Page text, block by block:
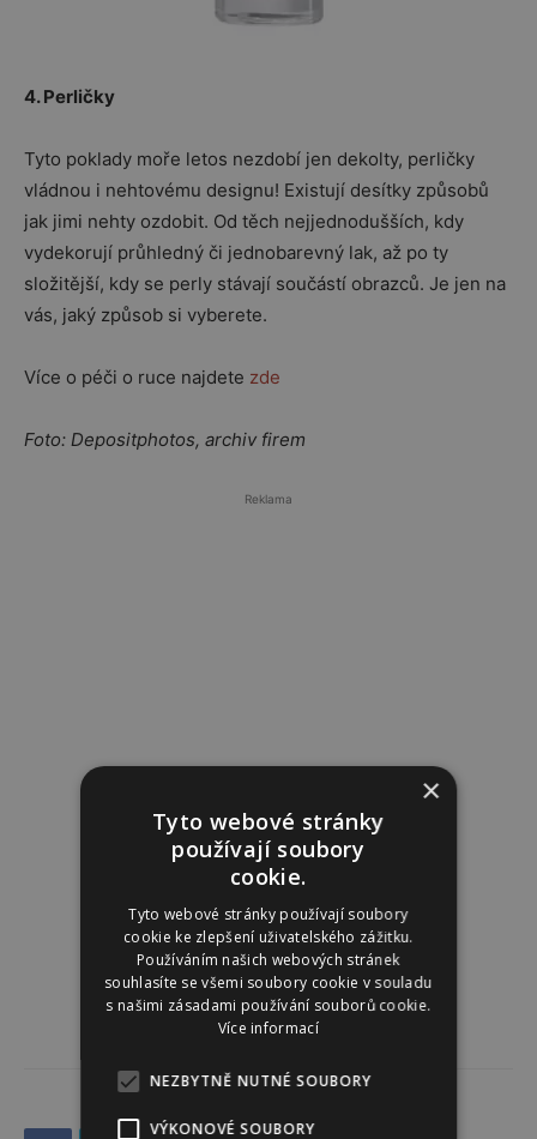
4. Perličky
Tyto poklady moře letos nezdobí jen dekolty, perličky
vládnou i nehtovému designu! Existují desítky způsobů
jak jimi nehty ozdobit. Od těch nejjednodušších, kdy
vydekorují průhledný či jednobarevný lak, až po ty
složitější, kdy se perly stávají součástí obrazců. Je jen na
vás, jaký způsob si vyberete.
Více o péči o ruce najdete zde
Foto: Depositphotos, archiv firem
Reklama
×
Tyto webové stránky
používají soubory
cookie.
Tyto webové stránky používají soubory
cookie ke zlepšení uživatelského zážitku.
Používáním našich webových stránek
souhlasíte se všemi soubory cookie v souladu
s našimi zásadami používání souborů cookie.
Více informací
NEZBYTNĚ NUTNÉ SOUBORY
VÝKONOVÉ SOUBORY